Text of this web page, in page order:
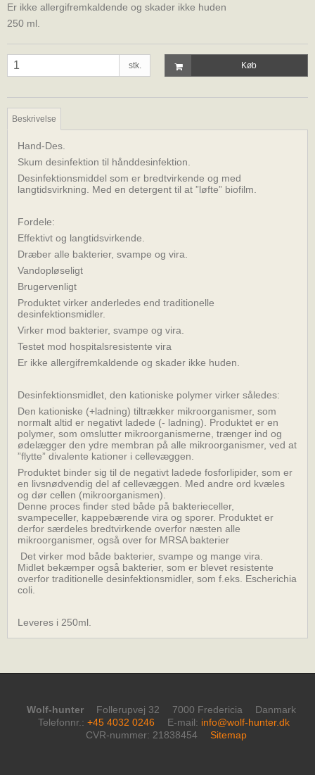
Er ikke allergifremkaldende og skader ikke huden
250 ml.
stk. Køb
Beskrivelse
Hand-Des.
Skum desinfektion til hånddesinfektion.
Desinfektionsmiddel som er bredtvirkende og med
langtidsvirkning. Med en detergent til at ”løfte” biofilm.
Fordele:
Effektivt og langtidsvirkende.
Dræber alle bakterier, svampe og vira.
Vandopløseligt
Brugervenligt
Produktet virker anderledes end traditionelle
desinfektionsmidler.
Virker mod bakterier, svampe og vira.
Testet mod hospitalsresistente vira
Er ikke allergifremkaldende og skader ikke huden.
Desinfektionsmidlet, den kationiske polymer virker således:
Den kationiske (+ladning) tiltrækker mikroorganismer, som
normalt altid er negativt ladede (- ladning). Produktet er en
polymer, som omslutter mikroorganismerne, trænger ind og
ødelægger den ydre membran på alle mikroorganismer, ved at
”flytte” divalente kationer i cellevæggen.
Produktet binder sig til de negativt ladede fosforlipider, som er
en livsnødvendig del af cellevæggen. Med andre ord kvæles
og dør cellen (mikroorganismen).
Denne proces finder sted både på bakterieceller,
svampeceller, kappebærende vira og sporer. Produktet er
derfor særdeles bredtvirkende overfor næsten alle
mikroorganismer, også over for MRSA bakterier
Det virker mod både bakterier, svampe og mange vira.
Midlet bekæmper også bakterier, som er blevet resistente
overfor traditionelle desinfektionsmidler, som f.eks. Escherichia
coli.
Leveres i 250ml.
Wolf-hunter Follerupvej 32 7000 Fredericia
Danmark
Telefonnr. : +45 4032 0246 E-mail: info@wolf-hunter.dk
CVR-nummer: 21838454 Sitemap